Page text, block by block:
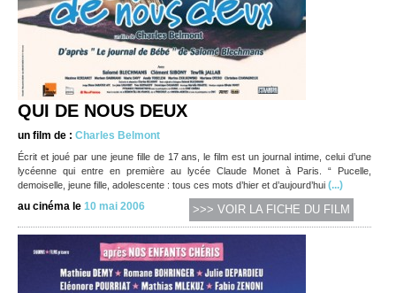
QUI DE NOUS DEUX
un film de : Charles Belmont
Écrit et joué par une jeune fille de 17 ans, le film est un journal intime, celui d’une
lycéenne qui entre en première au lycée Claude Monet à Paris. “ Pucelle,
demoiselle, jeune fille, adolescente : tous ces mots d’hier et d’aujourd’hui (...)
au cinéma le 10 mai 2006 >>> VOIR LA FICHE DU FILM